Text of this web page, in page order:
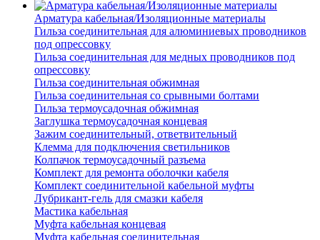
Арматура кабельная/Изоляционные материалы
Гильза соединительная для алюминиевых проводников
под опрессовку
Гильза соединительная для медных проводников под
опрессовку
Гильза соединительная обжимная
Гильза соединительная со срывными болтами
Гильза термоусадочная обжимная
Заглушка термоусадочная концевая
Зажим соединительный, ответвительный
Клемма для подключения светильников
Колпачок термоусадочный разъема
Комплект для ремонта оболочки кабеля
Комплект соединительной кабельной муфты
Лубрикант-гель для смазки кабеля
Мастика кабельная
Муфта кабельная концевая
Муфта кабельная соединительная